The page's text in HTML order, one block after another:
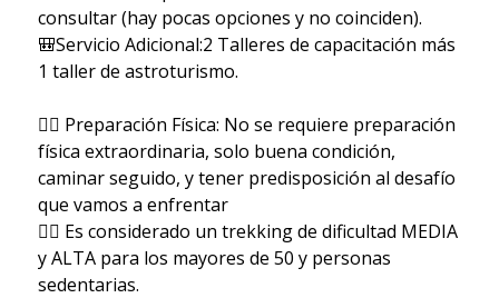
consultar (hay pocas opciones y no coinciden).
🎒Servicio Adicional:2 Talleres de capacitación más
1 taller de astroturismo.
🏋‍♂ Preparación Física: No se requiere preparación
física extraordinaria, solo buena condición,
caminar seguido, y tener predisposición al desafío
que vamos a enfrentar
🚶‍♂ Es considerado un trekking de dificultad MEDIA
y ALTA para los mayores de 50 y personas
sedentarias.